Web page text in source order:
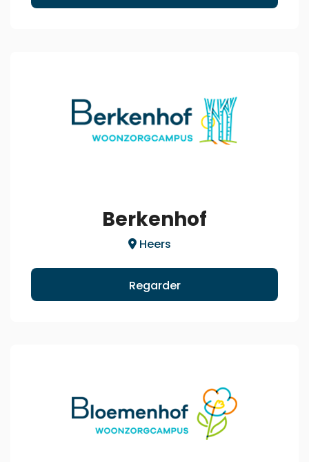
Berkenhof
Heers
Regarder